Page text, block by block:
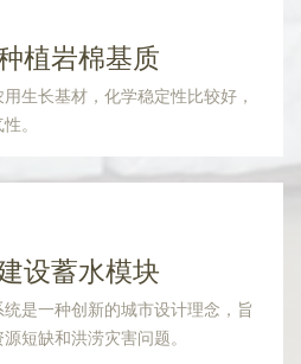
植岩棉基质
生长基材，化学稳定性比较好，
。
设蓄水模块
是一种创新的城市设计理念，旨
短缺和洪涝灾害问题。